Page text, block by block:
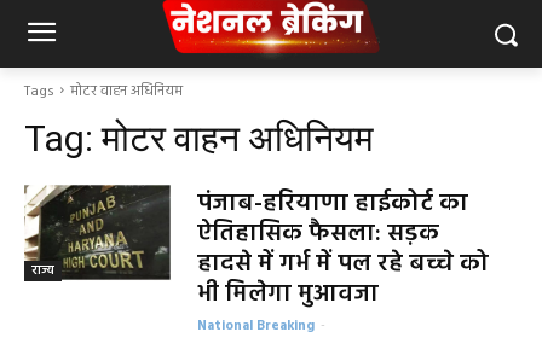
Tags मोटर वाहन अधिनियम
Tag:मोटर वाहन अधिनियम
राज्य
पंजाब-हरियाणा हाईकोर्ट का
ऐतिहासिक फैसला: सड़क
हादसे में गर्भ में पल रहे बच्चे को
भी मिलेगा मुआवजा
National Breaking -